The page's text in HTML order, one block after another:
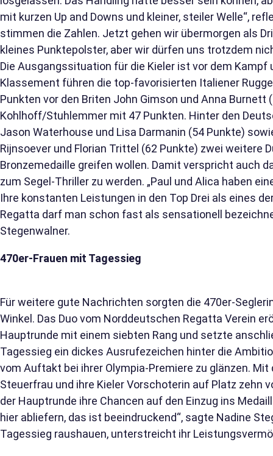
mit kurzen Up and Downs und kleiner, steiler Welle“,
stimmen die Zahlen. Jetzt gehen wir übermorgen als
kleines Punktepolster, aber wir dürfen uns trotzdem
Die Ausgangssituation für die Kieler ist vor dem Kampf
Klassement führen die top-favorisierten Italiener
Punkten vor den Briten John Gimson und Anna Burnett
Kohlhoff/Stuhlemmer mit 47 Punkten. Hinter den
Jason Waterhouse und Lisa Darmanin (54 Punkte)
Rijnsoever und Florian Trittel (62 Punkte) zwei weitere
Bronzemedaille greifen wollen. Damit verspricht auch
zum Segel-Thriller zu werden. „Paul und Alica haben
Ihre konstanten Leistungen in den Top Drei als eines
Regatta darf man schon fast als sensationell
Stegenwalner.
470er-Frauen mit Tagessieg
Für weitere gute Nachrichten sorgten die 470er-
Winkel. Das Duo vom Norddeutschen Regatta Verein
Hauptrunde mit einem siebten Rang und setzte
Tagessieg ein dickes Ausrufezeichen hinter die
vom Auftakt bei ihrer Olympia-Premiere zu glänzen.
Steuerfrau und ihre Kieler Vorschoterin auf Platz zehn
der Hauptrunde ihre Chancen auf den Einzug ins
hier abliefern, das ist beeindruckend“, sagte Nadine
Tagessieg raushauen, unterstreicht ihr